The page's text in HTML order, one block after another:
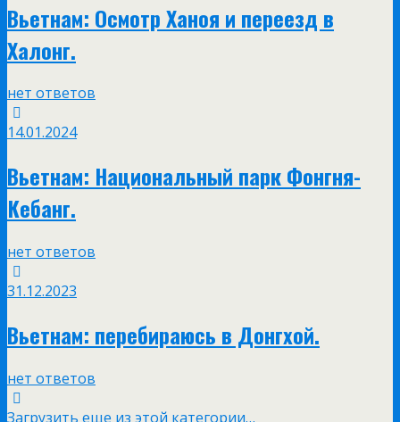
Вьетнам: Осмотр Ханоя и переезд в
Халонг.
нет ответов
14.01.2024
Вьетнам: Национальный парк Фонгня-
Кебанг.
нет ответов
31.12.2023
Вьетнам: перебираюсь в Донгхой.
нет ответов
Загрузить еще из этой категории…